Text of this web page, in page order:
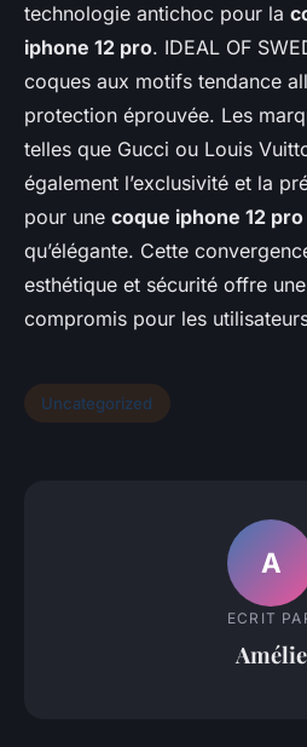
technologie antichoc pour la
iphone 12 pro. IDEAL OF
coques aux motifs tendance
protection éprouvée. Les
telles que Gucci ou Louis
également l’exclusivité et la
pour une coque iphone 12
qu’élégante. Cette
esthétique et sécurité offre
compromis pour les
Uncategorized
A
ECRIT
Amélie